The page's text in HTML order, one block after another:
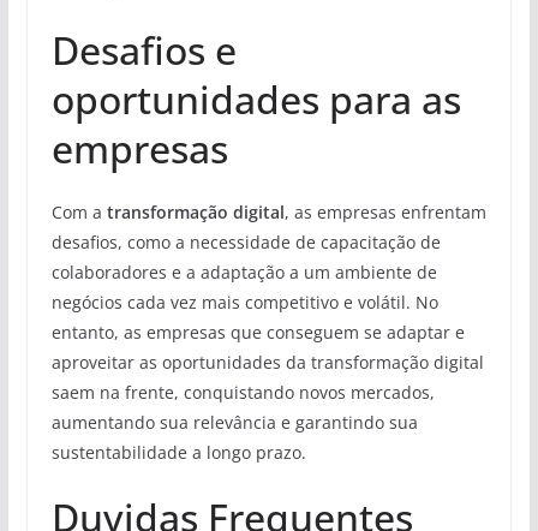
Desafios e
oportunidades para as
empresas
Com a transformação digital, as empresas enfrentam
desafios, como a necessidade de capacitação de
colaboradores e a adaptação a um ambiente de
negócios cada vez mais competitivo e volátil. No
entanto, as empresas que conseguem se adaptar e
aproveitar as oportunidades da transformação digital
saem na frente, conquistando novos mercados,
aumentando sua relevância e garantindo sua
sustentabilidade a longo prazo.
Duvidas Frequentes